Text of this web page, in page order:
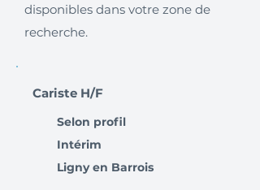
disponibles dans votre zone de
recherche.
Cariste H/F
Selon profil
Intérim
Ligny en Barrois